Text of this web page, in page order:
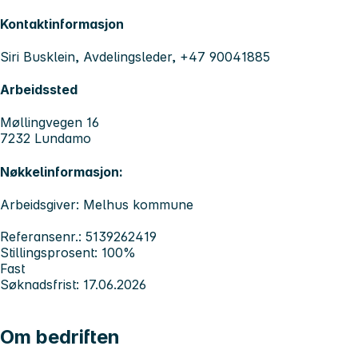
Kontaktinformasjon
Siri Busklein, Avdelingsleder, +47 90041885
Arbeidssted
Møllingvegen 16
7232 Lundamo
Nøkkelinformasjon:
Arbeidsgiver: Melhus kommune
Referansenr.: 5139262419
Stillingsprosent: 100%
Fast
Søknadsfrist: 17.06.2026
Om bedriften